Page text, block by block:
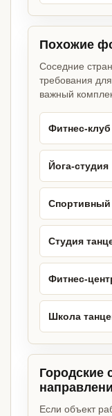
Похожие
Соседние
требования
важный
Фитнес-клуб
Йога-студия
Спортивный
Студия
Фитнес-
Школа
Городские
Если объект